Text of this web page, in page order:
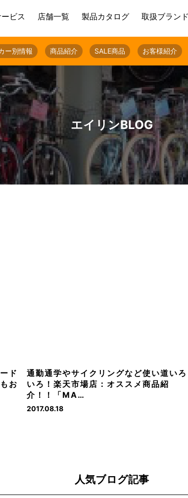
ビス 店舗一覧 製品カタログ 取扱ブランド
ー別情報 商品紹介 SALE商品 お客様紹介
エイリンBLOG
ド
お
通勤通学やサイクリングなど使い道いろ
いろ！楽天市場店：オススメ商品紹
介！！「MA…
2017.08.18
人気ブログ記事